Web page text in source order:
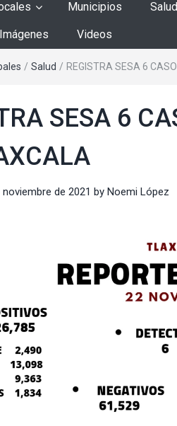
Municipios Salud
Videos
/ Salud / REGISTRA SESA 6
SESA 6
noviembre de 2021 by Noemi López